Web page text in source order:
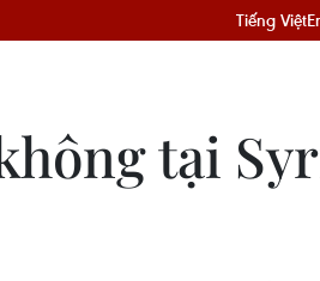
Tiếng Việt
tại